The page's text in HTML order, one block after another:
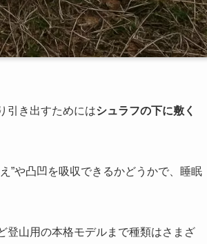
引き出すためにはシュラフの下に敷く
”や凸凹を吸収できるかどうかで、睡眠
登山用の本格モデルまで種類はさまざ